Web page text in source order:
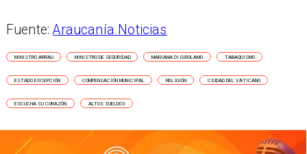
Fuente:Araucanía Noticias
MINISTRO ARRAU MINISTRO DE SEGURIDAD MARIANA DI GIROLAMO TABAQUISMO
ESTADO EXCEPCIÓN COMPENSACIÓN MUNICIPAL RELIGIÓN CIUDAD DEL VATICANO
ESCUCHA SU CORAZÓN ALTOS SUELDOS